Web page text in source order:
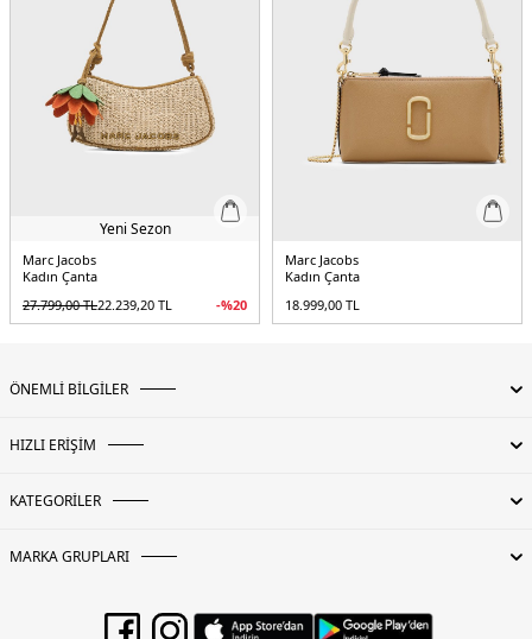
Yeni Sezon
Marc Jacobs
Kadın Çanta
27.799,00TL22.239,20 TL -%20
Marc Jacobs
Kadın Çanta
18.999,00 TL
ÖNEMLİ BİLGİLER
HIZLI ERİŞİM
KATEGORİLER
MARKA GRUPLARI